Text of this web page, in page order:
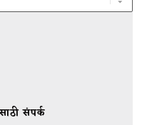
संपर्क